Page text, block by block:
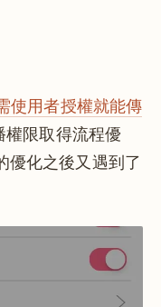
使用者授權就能傳
權限取得流程優
優化之後又遇到了